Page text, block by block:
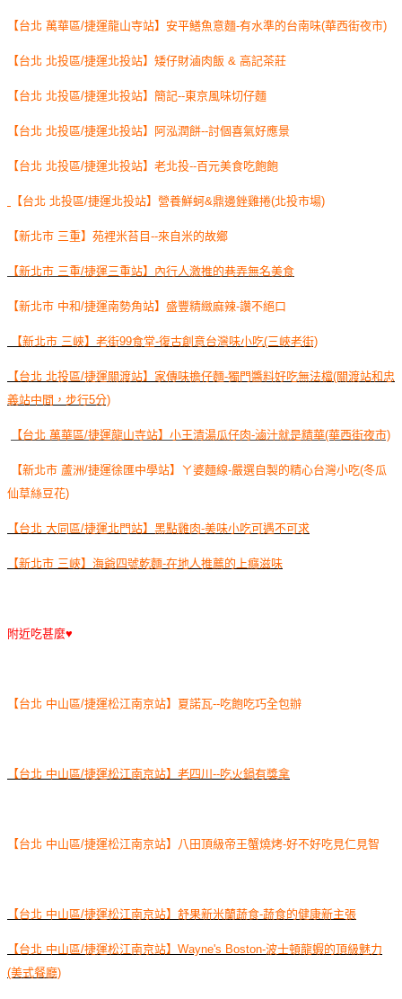
【台北 萬華區/捷運龍山寺站】安平鱔魚意麵-有水準的台南味(華西街夜市)
【台北 北投區/捷運北投站】矮仔財滷肉飯 & 高記茶莊
【台北 北投區/捷運北投站】簡記--東京風味切仔麵
【台北 北投區/捷運北投站】阿泓潤餅--討個喜氣好應景
【台北 北投區/捷運北投站】老北投--百元美食吃飽飽
【台北 北投區/捷運北投站】營養鮮蚵&鼎邊銼雞捲(北投市場)
【新北市 三重】苑裡米苔目--來自米的故鄉
【新北市 三重/捷運三重站】內行人激推的巷弄無名美食
【新北市 中和/捷運南勢角站】盛豐精緻麻辣-讚不絕口
【新北市 三峽】老街99食堂-復古創意台灣味小吃(三峽老街)
【台北 北投區/捷運關渡站】家傳味擔仔麵-獨門醬料好吃無法檔(關渡站和忠
義站中間，步行5分)
【台北 萬華區/捷運龍山寺站】小王清湯瓜仔肉-滷汁就是精華(華西街夜市)
【新北市 蘆洲/捷運徐匯中學站】ㄚ婆麵線-嚴選自製的精心台灣小吃(冬瓜
仙草絲豆花)
【台北 大同區/捷運北門站】黑點雞肉-美味小吃可遇不可求
【新北市 三峽】海爺四號乾麵-在地人推薦的上癮滋味
附近吃甚麼♥
【台北 中山區/捷運松江南京站】夏諾瓦--吃飽吃巧全包辦
【台北 中山區/捷運松江南京站】老四川--吃火鍋有獎拿
【台北 中山區/捷運松江南京站】八田頂級帝王蟹燒烤-好不好吃見仁見智
【台北 中山區/捷運松江南京站】舒果新米蘭蔬食-蔬食的健康新主張
【台北 中山區/捷運松江南京站】Wayne's Boston-波士頓龍蝦的頂級魅力
(美式餐廳)